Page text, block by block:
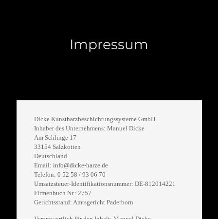
Impressum
Dicke Kunstharzbeschichtungssysteme GmbH
Inhaber des Unternehmens: Manuel Dicke
Am Schlinge 17
33154 Salzkotten
Deutschland
Email: info@dicke-harze.de
Telefon: 0 52 58 / 93 06 70
Umsatzsteuer-Identifikationsnummer: DE-812014221
Firmenbuch Nr.: 2757
Gerichtsstand: Amtsgericht Paderborn